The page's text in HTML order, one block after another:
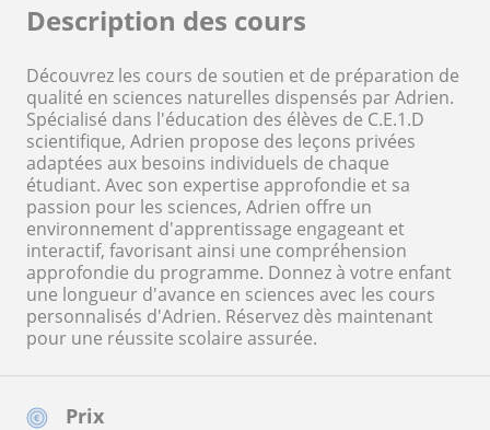
Prix
Description des cours
Découvrez les cours de soutien et de préparation de
qualité en sciences naturelles dispensés par Adrien.
Spécialisé dans l'éducation des élèves de C.E.1.D
scientifique, Adrien propose des leçons privées
adaptées aux besoins individuels de chaque
étudiant. Avec son expertise approfondie et sa
passion pour les sciences, Adrien offre un
environnement d'apprentissage engageant et
interactif, favorisant ainsi une compréhension
approfondie du programme. Donnez à votre enfant
une longueur d'avance en sciences avec les cours
personnalisés d'Adrien. Réservez dès maintenant
pour une réussite scolaire assurée.